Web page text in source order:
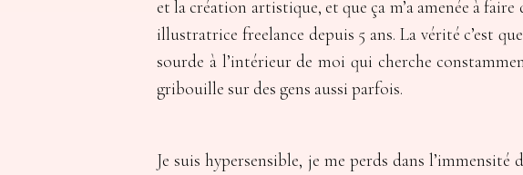
et la création artistique, et que ça m’a amenée à
illustratrice freelance depuis 5 ans. La vérité c’est
sourde à l’intérieur de moi qui cherche
gribouille sur des gens aussi parfois.
Je suis hypersensible, je me perds dans